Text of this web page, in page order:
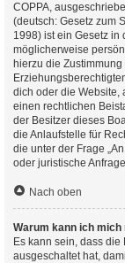
COPPA,
(deutsch: Gesetz zum
1998) ist ein Gesetz in
möglicherweise
hierzu die
dich oder die Website,
einen rechtlichen
der Besitzer dieses
die Anlaufstelle für
die unter der Frage
oder juristische
Nach oben
Warum kann ich
Es kann sein, dass
ausgeschaltet hat,